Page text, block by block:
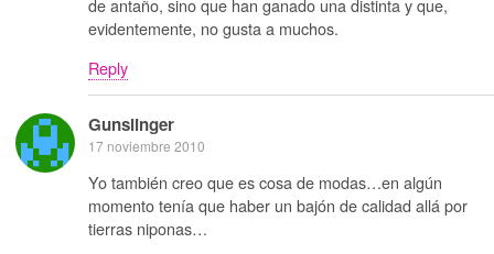
de antaño, sino que han ganado una distinta y que,
evidentemente, no gusta a muchos.
Reply
Gunslinger
17 noviembre 2010
Yo también creo que es cosa de modas…en algún
momento tenía que haber un bajón de calidad allá por
tierras niponas…